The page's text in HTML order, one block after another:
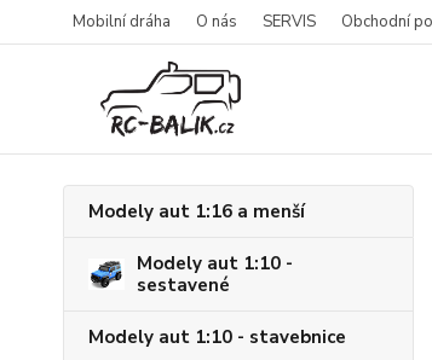
Mobilní dráha O nás SERVIS Obchodní
Modely aut 1:16 a menší
Modely aut 1:10 -
sestavené
Modely aut 1:10 - stavebnice